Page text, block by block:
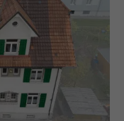
degli utenti su
annunci
base delle